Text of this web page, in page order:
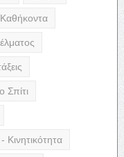
Σπίτι
Κινητικότητα